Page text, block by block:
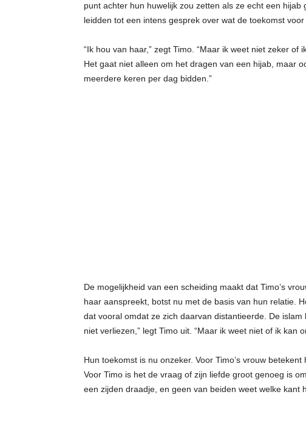
punt achter hun huwelijk zou zetten als ze echt een
leidden tot een intens gesprek over wat de toekomst voor
“Ik hou van haar,” zegt Timo. “Maar ik weet niet zeker
Het gaat niet alleen om het dragen van een hijab, maar
meerdere keren per dag bidden.”
De mogelijkheid van een scheiding maakt dat Timo’s
haar aanspreekt, botst nu met de basis van hun relatie.
dat vooral omdat ze zich daarvan distantieerde. De
niet verliezen,” legt Timo uit. “Maar ik weet niet of ik kan
Hun toekomst is nu onzeker. Voor Timo’s vrouw
Voor Timo is het de vraag of zijn liefde groot genoeg is
een zijden draadje, en geen van beiden weet welke kant